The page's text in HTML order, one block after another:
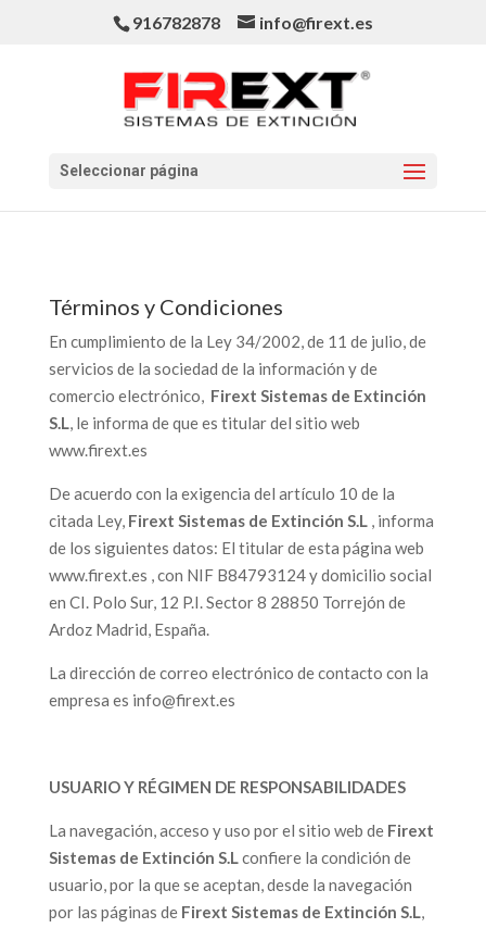
916782878 info@firext.es
Seleccionar página
Términos y Condiciones
En cumplimiento de la Ley 34/2002, de 11 de julio, de
servicios de la sociedad de la información y de
comercio electrónico, Firext Sistemas de Extinción
S.L, le informa de que es titular del sitio web
www.firext.es
De acuerdo con la exigencia del artículo 10 de la
citada Ley, Firext Sistemas de Extinción S.L , informa
de los siguientes datos: El titular de esta página web
www.firext.es , con NIF B84793124 y domicilio social
en CI. Polo Sur, 12 P.I. Sector 8 28850 Torrejón de
Ardoz Madrid, España.
La dirección de correo electrónico de contacto con la
empresa es info@firext.es
USUARIO Y RÉGIMEN DE RESPONSABILIDADES
La navegación, acceso y uso por el sitio web de Firext
Sistemas de Extinción S.Lconfiere la condición de
usuario, por la que se aceptan, desde la navegación
por las páginas de Firext Sistemas de Extinción S.L,